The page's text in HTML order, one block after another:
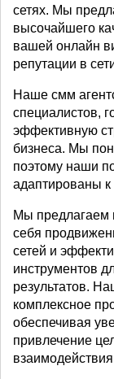
сетях. Мы
высочайшего
вашей онлайн
репутации в
Наше смм
специалистов,
эффективную
бизнеса. Мы
поэтому наши
адаптированы
Мы предлагаем
себя
сетей и
инструментов
результатов.
комплексное
обеспечивая
привлечение